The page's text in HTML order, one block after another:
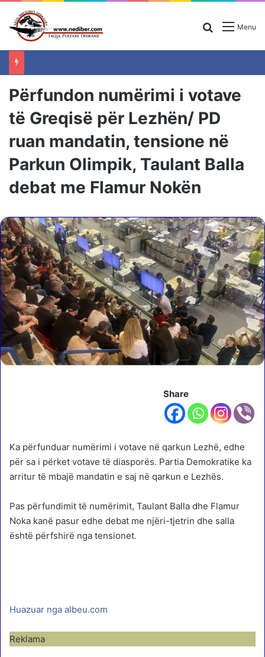
Menu
Search for
Përfundon numërimi i votave
të Greqisë për Lezhën/ PD
ruan mandatin, tensione në
Parkun Olimpik, Taulant Balla
debat me Flamur Nokën
Share
Ka përfunduar numërimi i votave në qarkun Lezhë, edhe
për sa i përket votave të diasporës. Partia Demokratike ka
arritur të mbajë mandatin e saj në qarkun e Lezhës.
Pas përfundimit të numërimit, Taulant Balla dhe Flamur
Noka kanë pasur edhe debat me njëri-tjetrin dhe salla
është përfshirë nga tensionet.
Huazuar nga albeu.com
Reklama